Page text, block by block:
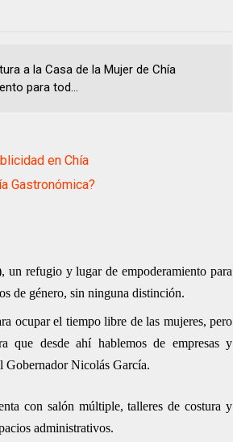
a la Casa de la Mujer de Chía
para tod...
en Chía
Gastronómica?
refugio y lugar de empoderamiento para
de género, sin ninguna distinción.
ocupar el tiempo libre de las mujeres, pero
que desde ahí hablemos de empresas y
Gobernador Nicolás García.
con salón múltiple, talleres de costura y
administrativos.